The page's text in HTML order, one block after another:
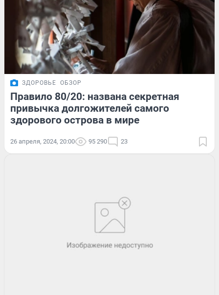
ЗДОРОВЬЕ ОБЗОР
Правило 80/20: названа секретная
привычка долгожителей самого
здорового острова в мире
26 апреля, 2024, 20:00 95 290 23